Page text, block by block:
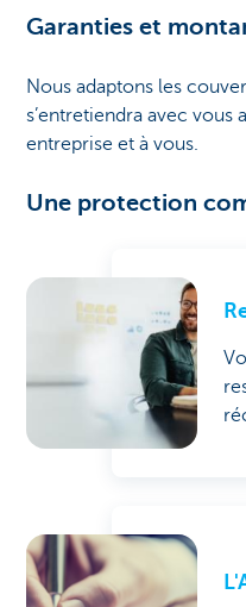
Garanties et
Nous adaptons les
s’entretiendra avec
entreprise et à vous.
Une protection